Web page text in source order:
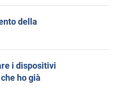
della
i dispositivi
ho già